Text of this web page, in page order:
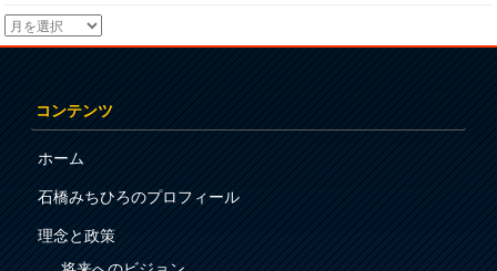
コンテンツ
ホーム
石橋みちひろのプロフィール
理念と政策